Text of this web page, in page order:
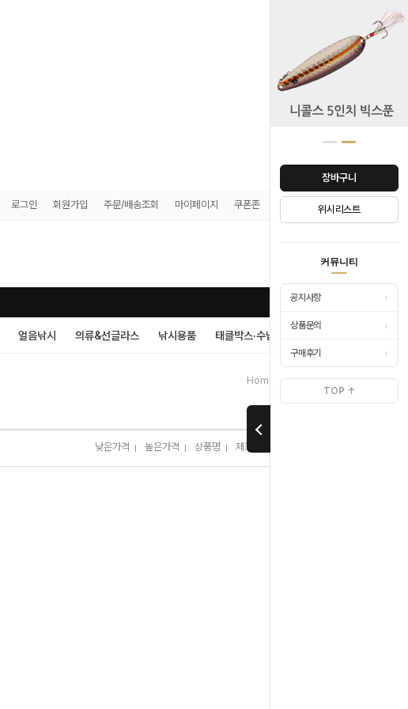
장바구니
위시리스트
커뮤니티
공지사항 ›
상품문의 ›
구매후기 ›
TOP ↑
로그인 회원가입 주문/배송조회 마이페이지 쿠폰존
얼음낚시 의류&선글라스 낚시용품 태클박스·수납
Home >브랜드별[ㅅ]>식스센스
낮은가격 I 높은가격 I 상품명 I 제조사